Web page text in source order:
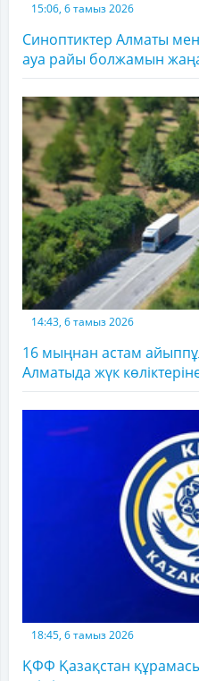
15:06, 6 тамыз 2026
Синоптиктер Алматы
ауа райы болжамын
14:43, 6 тамыз 2026
16 мыңнан астам
Алматыда жүк
18:45, 6 тамыз 2026
ҚФФ Қазақстан